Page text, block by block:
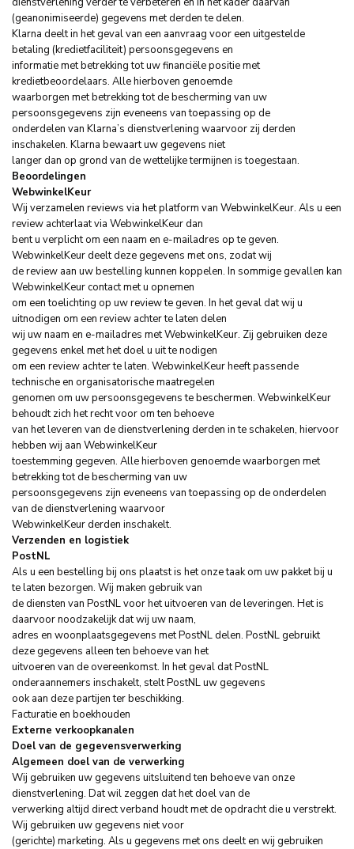
(geanonimiseerde) gegevens met derden te delen.
Klarna deelt in het geval van een aanvraag voor een uitgestelde
betaling (kredietfaciliteit) persoonsgegevens en
informatie met betrekking tot uw financiële positie met
kredietbeoordelaars. Alle hierboven genoemde
waarborgen met betrekking tot de bescherming van uw
persoonsgegevens zijn eveneens van toepassing op de
onderdelen van Klarna’s dienstverlening waarvoor zij derden
inschakelen. Klarna bewaart uw gegevens niet
langer dan op grond van de wettelijke termijnen is toegestaan.
Beoordelingen
WebwinkelKeur
Wij verzamelen reviews via het platform van WebwinkelKeur. Als u een
review achterlaat via WebwinkelKeur dan
bent u verplicht om een naam en e-mailadres op te geven.
WebwinkelKeur deelt deze gegevens met ons, zodat wij
de review aan uw bestelling kunnen koppelen. In sommige gevallen kan
WebwinkelKeur contact met u opnemen
om een toelichting op uw review te geven. In het geval dat wij u
uitnodigen om een review achter te laten delen
wij uw naam en e-mailadres met WebwinkelKeur. Zij gebruiken deze
gegevens enkel met het doel u uit te nodigen
om een review achter te laten. WebwinkelKeur heeft passende
technische en organisatorische maatregelen
genomen om uw persoonsgegevens te beschermen. WebwinkelKeur
behoudt zich het recht voor om ten behoeve
van het leveren van de dienstverlening derden in te schakelen, hiervoor
hebben wij aan WebwinkelKeur
toestemming gegeven. Alle hierboven genoemde waarborgen met
betrekking tot de bescherming van uw
persoonsgegevens zijn eveneens van toepassing op de onderdelen
van de dienstverlening waarvoor
WebwinkelKeur derden inschakelt.
Verzenden en logistiek
PostNL
Als u een bestelling bij ons plaatst is het onze taak om uw pakket bij u
te laten bezorgen. Wij maken gebruik van
de diensten van PostNL voor het uitvoeren van de leveringen. Het is
daarvoor noodzakelijk dat wij uw naam,
adres en woonplaatsgegevens met PostNL delen. PostNL gebruikt
deze gegevens alleen ten behoeve van het
uitvoeren van de overeenkomst. In het geval dat PostNL
onderaannemers inschakelt, stelt PostNL uw gegevens
ook aan deze partijen ter beschikking.
Facturatie en boekhouden
Externe verkoopkanalen
Doel van de gegevensverwerking
Algemeen doel van de verwerking
Wij gebruiken uw gegevens uitsluitend ten behoeve van onze
dienstverlening. Dat wil zeggen dat het doel van de
verwerking altijd direct verband houdt met de opdracht die u verstrekt.
Wij gebruiken uw gegevens niet voor
(gerichte) marketing. Als u gegevens met ons deelt en wij gebruiken